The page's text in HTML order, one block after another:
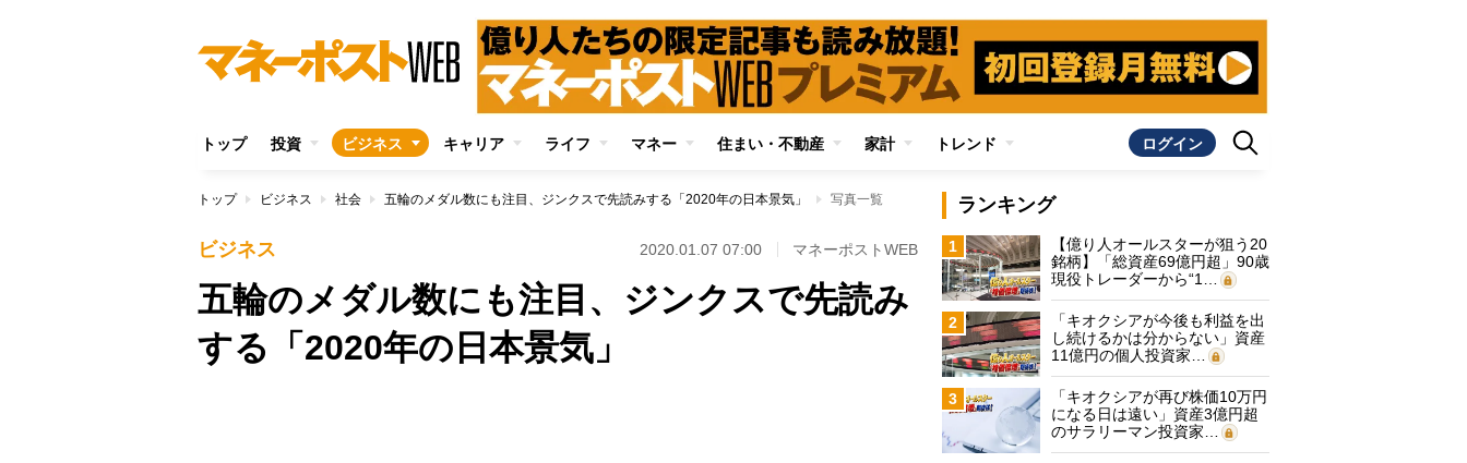
トップ 投資 ビジネス キャリア ライフ マネー 住まい・不動産 家計 トレンド ログイン
トップ ビジネス 社会 五輪のメダル数にも注目、ジンクスで先読みする「2020年の日本景気」 写真一覧
ビジネス 2020.01.07 07:00 マネーポストWEB
五輪のメダル数にも注目、ジンクスで先読み
する「2020年の日本景気」
ランキング
1
【億り人オールスターが狙う20
銘柄】「総資産69億円超」90歳
現役トレーダーから“1…
2
「キオクシアが今後も利益を出
し続けるかは分からない」資産
11億円の個人投資家…
3
「キオクシアが再び株価10万円
になる日は遠い」資産3億円超
のサラリーマン投資家…